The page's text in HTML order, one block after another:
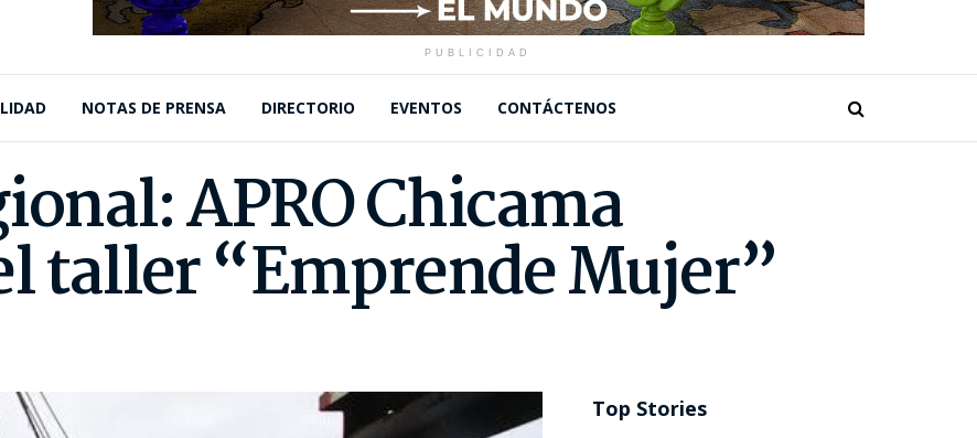
PUBLICIDAD
NOTAS DE PRENSA DIRECTORIO EVENTOS CONTÁCTENOS
APRO Chicama
taller “Emprende Mujer”
Top Stories